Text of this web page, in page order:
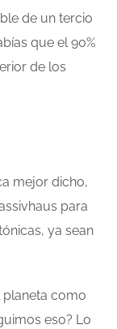
de un tercio
que el 90%
de los
mejor dicho,
para
ya sean
planeta como
eso? Lo